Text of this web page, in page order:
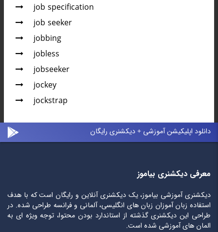
job specification
job seeker
jobbing
jobless
jobseeker
jockey
jockstrap
دانلود اپلیکیشن آموزشی + دیکشنری رایگان
معرفی دیکشنری بیاموز
دیکشنری آموزشی بیاموز، یک دیکشنری آنلاین و رایگان است که با هدف
استفاده زبان آموزان زبان های انگلیسی، آلمانی و فرانسه طراحی شده. در
طراحی این دیکشنری گذشته از استاندارد بودن محتوا، توجه ویژه ای به
المان های آموزشی شده است.